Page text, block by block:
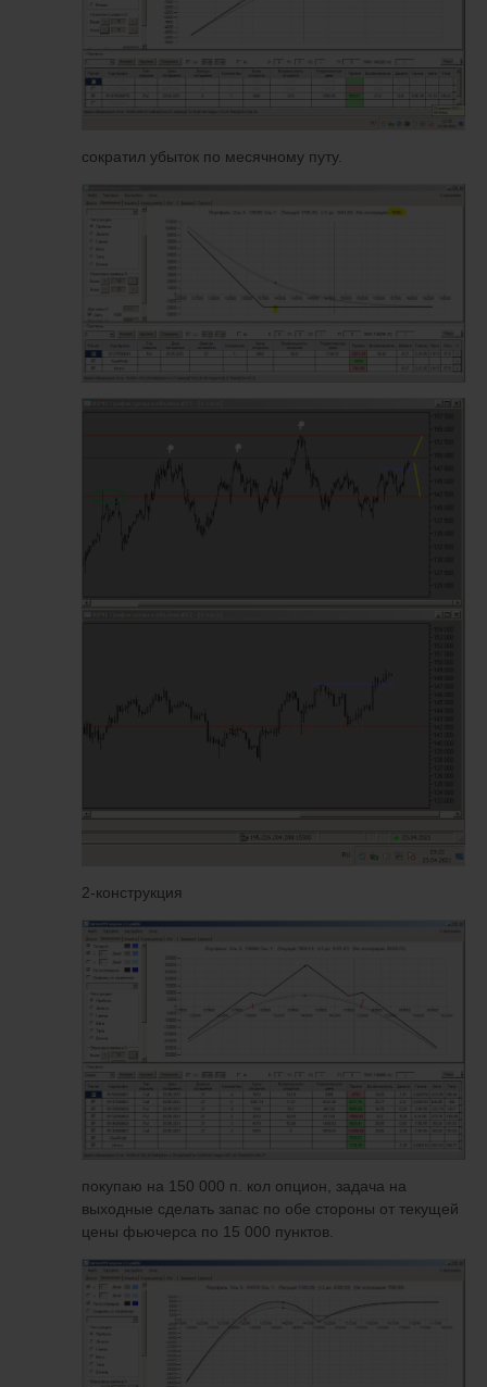
сократил убыток по месячному путу.
2-конструкция
покупаю на 150 000 п. кол опцион, задача на
выходные сделать запас по обе стороны от текущей
цены фьючерса по 15 000 пунктов.